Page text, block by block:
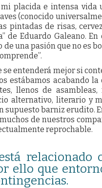
placida e intensa
(conocido
pintadas de risas,
de Eduardo Galeano.
una pasión que no es
se entenderá mejor si
estábamos acabando
llenos de asambleas,
alternativo, literario y
supuesto barniz erudito.
de nuestros
reprochable.
relacionado
ello que